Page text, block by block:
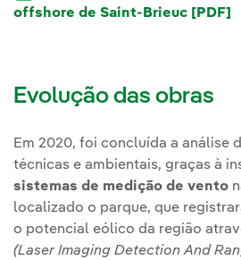
offshore de Saint-Brieuc [PDF]
Evolução das obras
Em 2020, foi concluída a análise
técnicas e ambientais, graças à
sistemas de medição de vento
localizado o parque, que
o potencial eólico da região
(Laser Imaging Detection And